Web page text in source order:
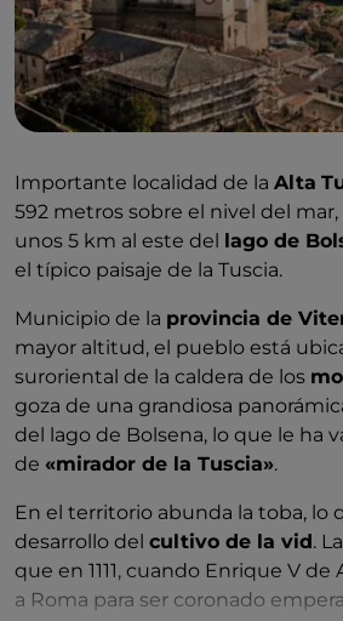
Importante localidad de la Alta
592 metros sobre el nivel del
unos 5 km al este del lago de
el típico paisaje de la Tuscia.
Municipio de la provincia de
mayor altitud, el pueblo está
suroriental de la caldera de los
goza de una grandiosa
del lago de Bolsena, lo que le ha
de «mirador de la Tuscia».
En el territorio abunda la toba, lo
desarrollo del cultivo de la vid.
que en 1111, cuando Enrique V
a Roma para ser coronado